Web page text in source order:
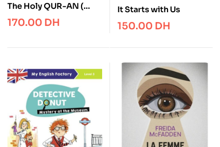
The Holy QUR-AN (
English Translation of
the meanings ) القران
170.00 DH
It Starts with Us
150.00 DH